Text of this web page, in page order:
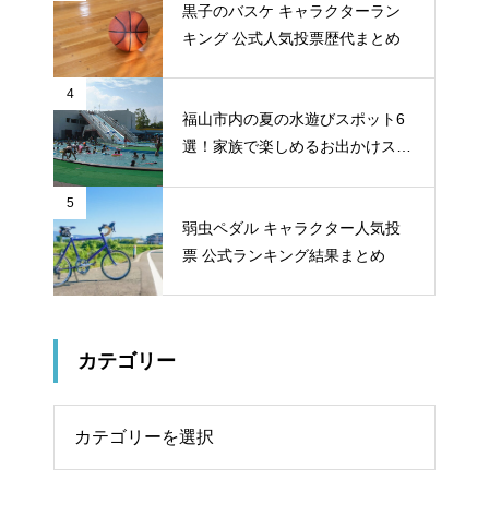
黒子のバスケ キャラクターラン
キング 公式人気投票歴代まとめ
4
福山市内の夏の水遊びスポット6
選！家族で楽しめるお出かけスポ
5
弱虫ペダル キャラクター人気投
票 公式ランキング結果まとめ
カテゴリー